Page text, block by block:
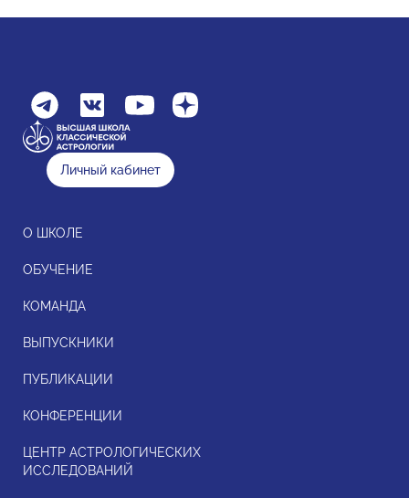
Личный кабинет
О ШКОЛЕ
ОБУЧЕНИЕ
КОМАНДА
ВЫПУСКНИКИ
ПУБЛИКАЦИИ
КОНФЕРЕНЦИИ
ЦЕНТР АСТРОЛОГИЧЕСКИХ
ИССЛЕДОВАНИЙ